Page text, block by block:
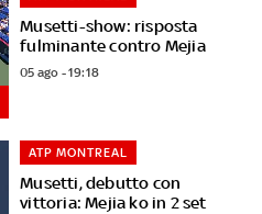
Musetti-show: risposta
fulminante contro Mejia
05 ago - 19:18
Musetti, debutto con
vittoria: Mejia ko in 2 set
ATP MONTREAL